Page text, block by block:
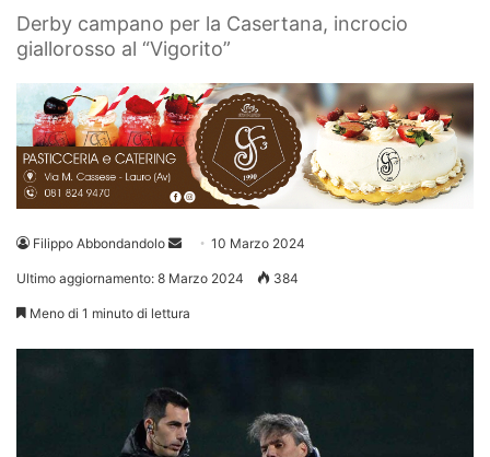
Derby campano per la Casertana, incrocio
giallorosso al “Vigorito”
Filippo Abbondandolo
Invia 10 Marzo 2024
Ultimo aggiornamento: 8 Marzo 2024 384
Meno di 1 minuto di lettura